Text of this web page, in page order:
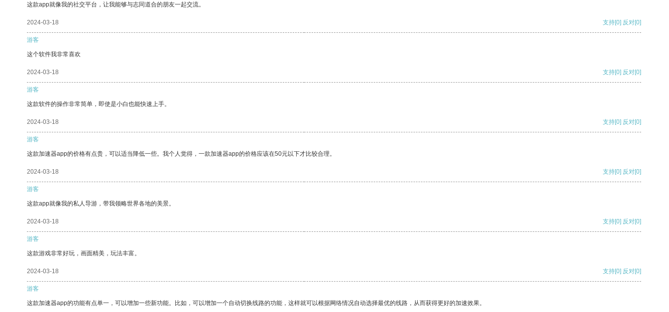
这款app就像我的社交平台，让我能够与志同道合的朋友一起交流。
2024-03-18 支持[0] 反对[0]
游客
这个软件我非常喜欢
2024-03-18 支持[0] 反对[0]
游客
这款软件的操作非常简单，即使是小白也能快速上手。
2024-03-18 支持[0] 反对[0]
游客
这款加速器app的价格有点贵，可以适当降低一些。我个人觉得，一款加速器app的价格应该在50元以下才比较合理。
2024-03-18 支持[0] 反对[0]
游客
这款app就像我的私人导游，带我领略世界各地的美景。
2024-03-18 支持[0] 反对[0]
游客
这款游戏非常好玩，画面精美，玩法丰富。
2024-03-18 支持[0] 反对[0]
游客
这款加速器app的功能有点单一，可以增加一些新功能。比如，可以增加一个自动切换线路的功能，这样就可以根据网络情况自动选择最优的线路，从而获得更好的加速效果。